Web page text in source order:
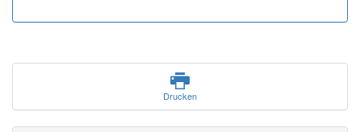
Drucken